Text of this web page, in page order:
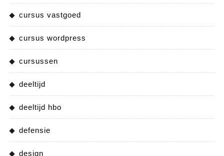
cursus vastgoed
cursus wordpress
cursussen
deeltijd
deeltijd hbo
defensie
design